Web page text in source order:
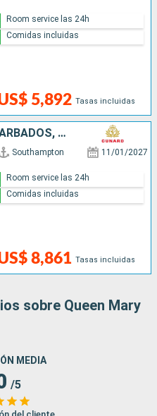
5,892 Tasas incluidas
Room service las 24h
Comidas incluidas
REINO UNIDO, PORTUGAL, BARBADOS, SANTA LUCIA, GRENADA, DOMINICA, ANTIGUA Y BARBUDA, REPÚBLICA DOMINICANA, SAN MARTÍN
Southampton 11/01/2027
8,861 Tasas incluidas
Room service las 24h
Comidas incluidas
sobre Queen Mary
MEDIA
/5